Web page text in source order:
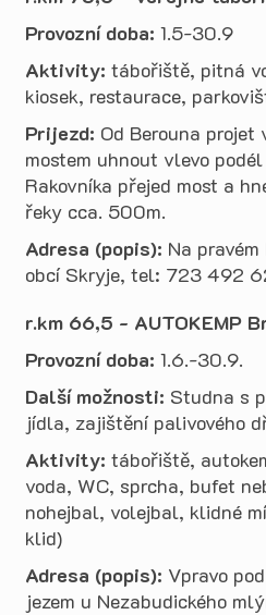
Provozní doba: 1.5-30.9
Aktivity: tábořiště, pitná
kiosek, restaurace,
Prijezd: Od Berouna projet
mostem uhnout vlevo
Rakovníka přejed most a
řeky cca. 500m.
Adresa (popis): Na
obcí Skryje, tel: 723 492
r.km 66,5 - AUTOKEMP
Provozní doba: 1.6.-30.9.
Další možnosti: Studna s
jídla, zajištění palivového
Aktivity: tábořiště,
voda, WC, sprcha, bufet
nohejbal, volejbal, klidné
klid)
Adresa (popis): Vpravo
jezem u Nezabudického